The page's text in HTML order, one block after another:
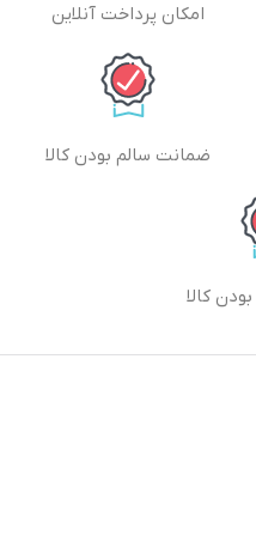
امکان پرداخت آنلاین
ضمانت سالم بودن کالا
کالا